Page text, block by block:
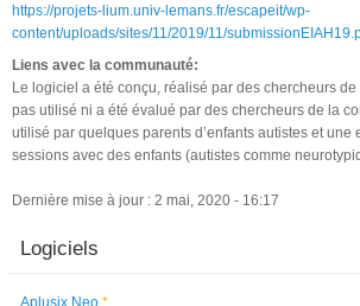
https://projets-lium.univ-lemans.fr/escapeit/wp-
content/uploads/sites/11/2019/11/
Liens avec la communauté:
Le logiciel a été conçu, réalisé par des chercheurs
pas utilisé ni a été évalué par des chercheurs de la
utilisé par quelques parents d’enfants autistes et une
sessions avec des enfants (autistes comme
Dernière mise à jour : 2 mai, 2020 - 16:17
Logiciels
Aplusix Neo *